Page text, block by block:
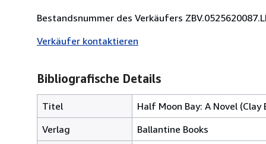
Bestandsnummer des Verkäufers
Verkäufer kontaktieren
Bibliografische Details
Titel
Half Moon Bay: A Novel (Clay
Verlag
Ballantine Books